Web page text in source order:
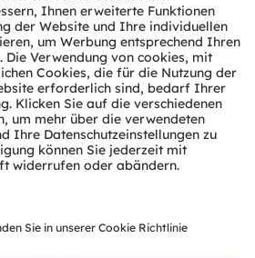
WpHG mit dem Ziel der
Verbreitung
DGAP-PVR: OSRAM Licht AG:
einer Veröffentlichung
05.08.2019 gemäß § 40 Abs. 1
WpHG mit dem Ziel der
Verbreitung
PVR: OSRAM Licht AG:
gemäß § 40 Abs.
PVR: OSRAM Licht AG: